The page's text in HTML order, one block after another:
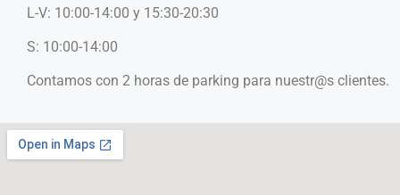
L-V: 10:00-14:00 y 15:30-20:30
S: 10:00-14:00
Contamos con 2 horas de parking para nuestr@s clientes.